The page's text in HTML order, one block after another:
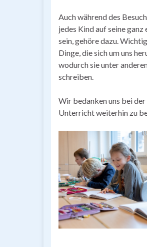
Auch während des
jedes Kind auf seine
sein, gehöre dazu.
Dinge, die sich um uns
wodurch sie unter
schreiben.
Wir bedanken uns bei
Unterricht weiterhin zu